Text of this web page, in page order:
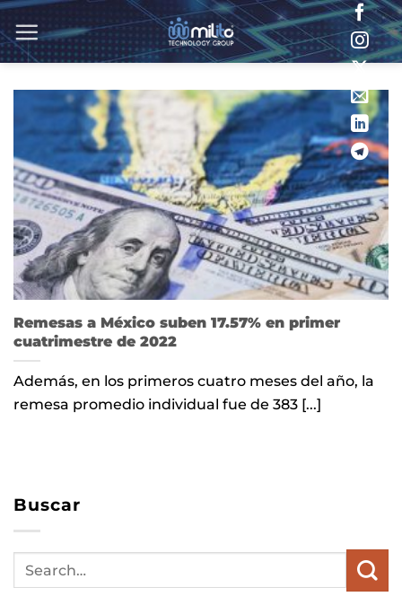
Saltar
al
contenido
Remesas a México suben 17.57% en primer
cuatrimestre de 2022
Además, en los primeros cuatro meses del año, la
remesa promedio individual fue de 383 [...]
Buscar